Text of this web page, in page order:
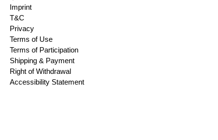
Imprint
T&C
Privacy
Terms of Use
Terms of Participation
Shipping & Payment
Right of Withdrawal
Accessibility Statement